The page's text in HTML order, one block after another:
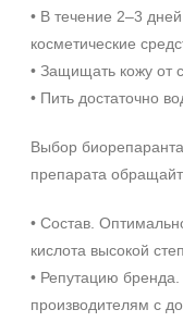
• В течение 2–3
косметические
• Защищать кожу от
• Пить достаточно
Выбор
препарата
• Состав.
кислота высокой
• Репутацию
производителям с